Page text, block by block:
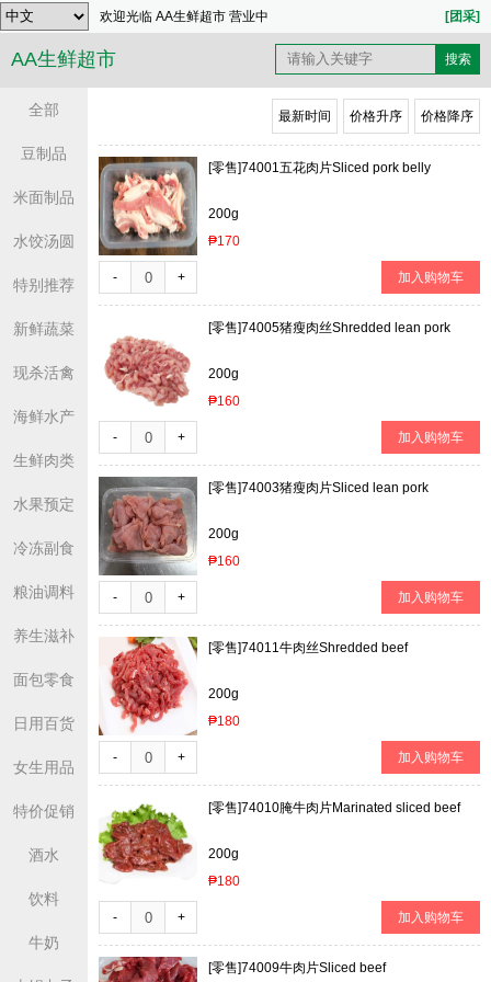
欢迎光临 AA生鲜超市 营业中 [团采]
AA生鲜超市
全部
豆制品
米面制品
水饺汤圆
特别推荐
新鲜蔬菜
现杀活禽
海鲜水产
生鲜肉类
水果预定
冷冻副食
粮油调料
养生滋补
面包零食
日用百货
女生用品
特价促销
酒水
饮料
牛奶
价格降序
价格升序
最新时间
[零售]74001五花肉片Sliced pork belly
200g
₱170
- + 加入购物车
[零售]74005猪瘦肉丝Shredded lean pork
200g
₱160
- + 加入购物车
[零售]74003猪瘦肉片Sliced lean pork
200g
₱160
- + 加入购物车
[零售]74011牛肉丝Shredded beef
200g
₱180
- + 加入购物车
[零售]74010腌牛肉片Marinated sliced beef
200g
₱180
- + 加入购物车
[零售]74009牛肉片Sliced beef